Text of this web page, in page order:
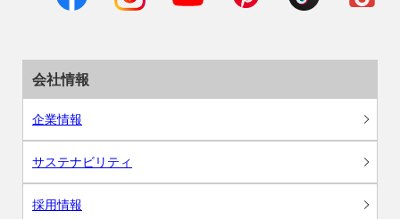
会社情報
企業情報
サステナビリティ
採用情報